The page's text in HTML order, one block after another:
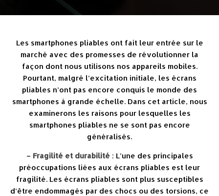
Les smartphones pliables ont fait leur entrée sur le
marché avec des promesses de révolutionner la
façon dont nous utilisons nos appareils mobiles.
Pourtant, malgré l’excitation initiale, les écrans
pliables n’ont pas encore conquis le monde des
smartphones à grande échelle. Dans cet article, nous
examinerons les raisons pour lesquelles les
smartphones pliables ne se sont pas encore
généralisés.
– Fragilité et durabilité : L’une des principales
préoccupations liées aux écrans pliables est leur
fragilité. Les écrans pliables sont plus susceptibles
d’être endommagés par des chocs ou des torsions, ce